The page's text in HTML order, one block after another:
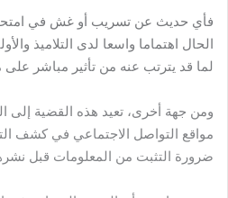
فأي حديث عن تسريب أو غش في
الحال اهتماما واسعا لدى التلاميذ
لما قد يترتب عنه من تأثير مباشر على
ومن جهة أخرى، تعيد هذه القضية إلى
مواقع التواصل الاجتماعي في كشف
ضرورة التثبت من المعلومات قبل